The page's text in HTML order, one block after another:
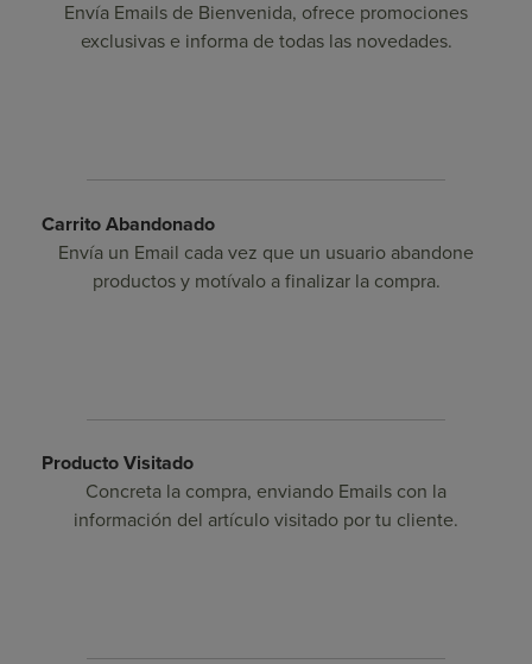
Envía Emails de Bienvenida, ofrece promociones
exclusivas e informa de todas las novedades.
Carrito Abandonado
Envía un Email cada vez que un usuario abandone
productos y motívalo a finalizar la compra.
Producto Visitado
Concreta la compra, enviando Emails con la
información del artículo visitado por tu cliente.